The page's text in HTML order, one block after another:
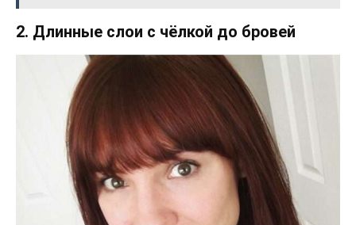
2. Длинные слои с чёлкой до бровей